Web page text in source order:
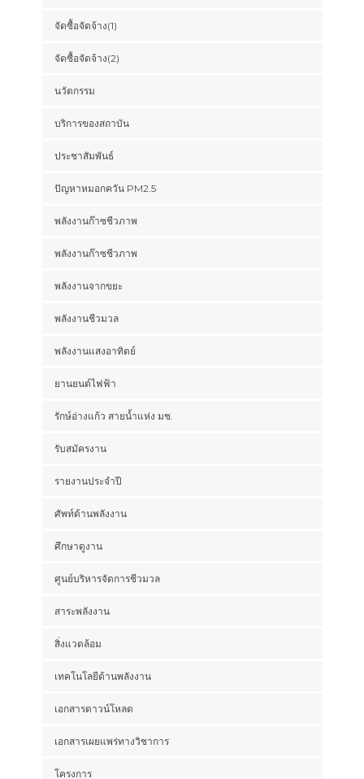
จัดซื้อจัดจ้าง(1)
จัดซื้อจัดจ้าง(2)
นวัตกรรม
บริการของสถาบัน
ประชาสัมพันธ์
ปัญหาหมอกควัน PM2.5
พลังงานก๊าซชีวภาพ
พลังงานก๊าซชีวภาพ
พลังงานจากขยะ
พลังงานชีวมวล
พลังงานแสงอาทิตย์
ยานยนต์ไฟฟ้า
รักษ์อ่างแก้ว สายน้ำแห่ง มช.
รับสมัครงาน
รายงานประจำปี
ศัพท์ด้านพลังงาน
ศึกษาดูงาน
ศูนย์บริหารจัดการชีวมวล
สาระพลังงาน
สิ่งแวดล้อม
เทคโนโลยีด้านพลังงาน
เอกสารดาวน์โหลด
เอกสารเผยแพร่ทางวิชาการ
โครงการ